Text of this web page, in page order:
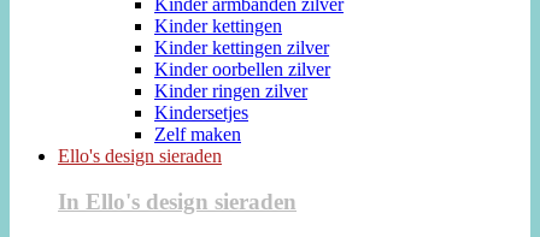
Kinder kettingen
Kinder kettingen zilver
Kinder oorbellen zilver
Kinder ringen zilver
Kindersetjes
Zelf maken
Ello's design sieraden
In Ello's design sieraden